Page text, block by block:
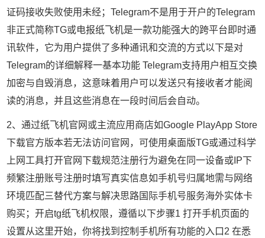
证码接收失败使用未经；Telegram不是用于开户的Telegram
非正式简称TG或电报纸飞机是一款功能强大的跨平台即时通
讯软件，它为用户提供了多种通讯和交流的方式以下是对
Telegram的详细解释一基本功能 Telegram支持用户相互交换
加密与自毁消息，这意味着用户可以发送只有接收者才能阅
读的消息，并且这些消息在一段时间后会自动。
2、通过纸飞机官网或主流应用商店如Google PlayApp Store
下载官方版本若无法访问官网，可使用桌面版TG或通过科学
上网工具打开官网下载规范注册行为避免在同一设备或IP下
频繁注册账号注册时填写真实信息如手机号归属地需与网络
环境匹配三替代方案与解决思路国际手机号服务海外实体卡
购买；开启tg纸飞机权限，遵循以下步骤1 打开手机页面的
设置从这里开始，你将找到控制手机所有功能的入口2 在悉